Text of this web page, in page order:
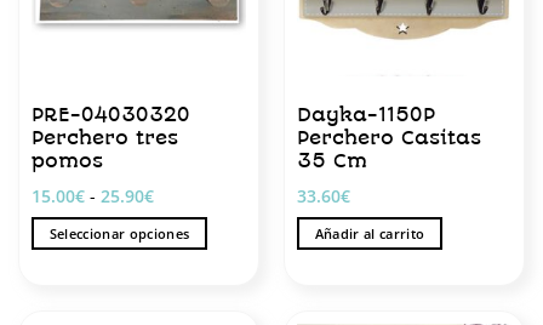
PRE-04030320
Perchero tres
pomos
15.00€ - 25.90€Rango
de
precios:
desde
15.00€
Seleccionar opciones
Dayka-1150P
Perchero Casitas
35 Cm
33.60€
Añadir al carrito